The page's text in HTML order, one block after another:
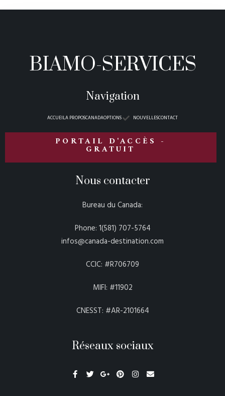
BIAMO-SERVICES
Navigation
ACCUEILA PROPOSCANADAOPTIONS NOUVELLESCONTACT
PORTAIL D'ACCÈS -
GRATUIT
Nous contacter
Bureau du Canada:
Phone: 1(581) 707-5764
infos@canada-destination.com
CCIC: #R706709
MIFI: #11902
CNESST: #AR-2101664
Réseaux sociaux